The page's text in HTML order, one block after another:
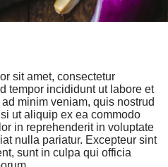
sit amet, consectetur
tempor incididunt ut labore et
minim veniam, quis nostrud
ut aliquip ex ea commodo
in reprehenderit in voluptate
nulla pariatur. Excepteur sint
sunt in culpa qui officia